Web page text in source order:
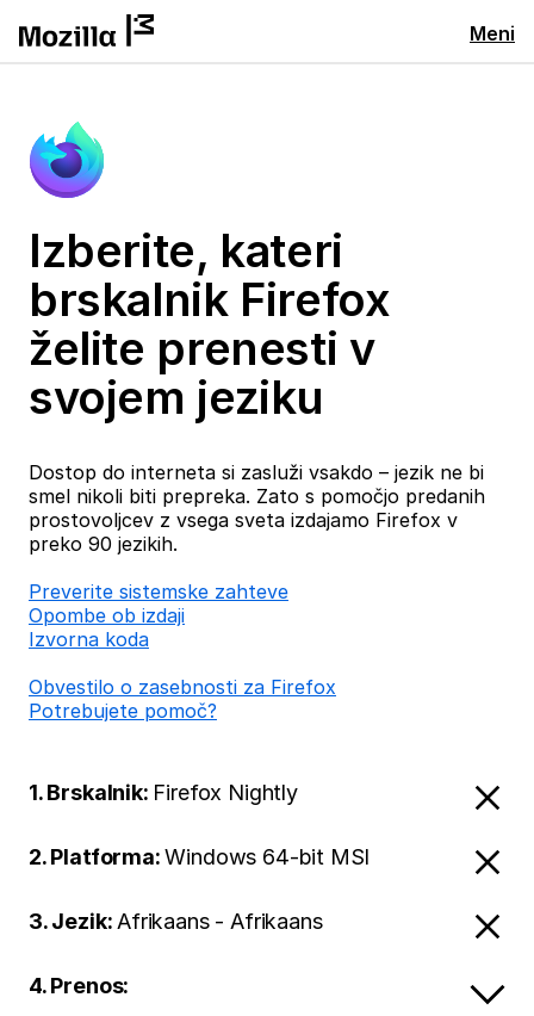
Meni
Izberite, kateri
brskalnik Firefox
želite prenesti v
svojem jeziku
Dostop do interneta si zasluži vsakdo – jezik ne bi
smel nikoli biti prepreka. Zato s pomočjo predanih
prostovoljcev z vsega sveta izdajamo Firefox v
preko 90 jezikih.
Preverite sistemske zahteve
Opombe ob izdaji
Izvorna koda
Obvestilo o zasebnosti za Firefox
Potrebujete pomoč?
1. Brskalnik: Firefox Nightly
2. Platforma:Windows 64-bit MSI
3. Jezik: Afrikaans - Afrikaans
4. Prenos: